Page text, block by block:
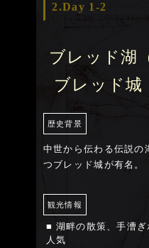
2.Day 1-2
ブレッド湖
ブレッド城
歴史背景
中世から伝わる伝説の
つブレッド城が有名。
観光情報
■ 湖畔の散策、手漕
人気